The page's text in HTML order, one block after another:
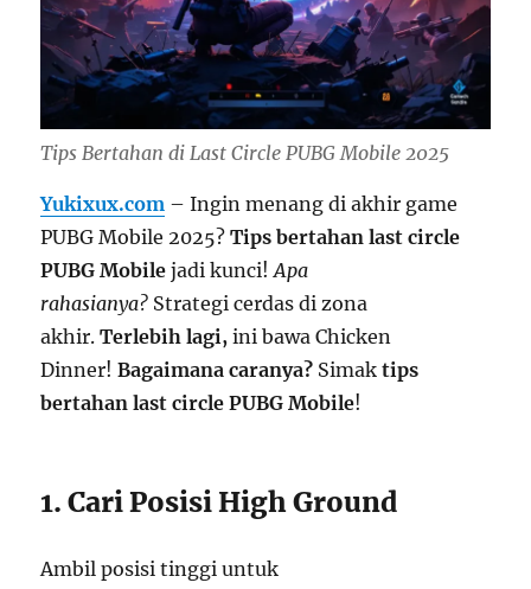
Tips Bertahan di Last Circle PUBG Mobile 2025
Yukixux.com – Ingin menang di akhir game
PUBG Mobile 2025?Tips bertahan last circle
PUBG Mobile jadi kunci!Apa
rahasianya? Strategi cerdas di zona
akhir.Terlebih lagi, ini bawa Chicken
Dinner!Bagaimana caranya? Simaktips
bertahan last circle PUBG Mobile!
1. Cari Posisi High Ground
Ambil posisi tinggi untuk